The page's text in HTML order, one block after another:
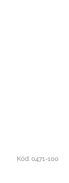
Kód:0471-100